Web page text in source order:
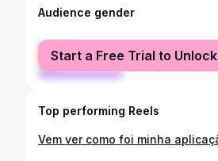
Audience gender
female
male
Start a Free Trial to Unlock
Top performing Reels